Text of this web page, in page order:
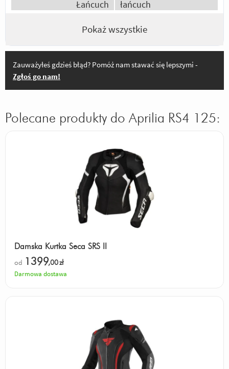
lepsza
Odpowiedz | Przydatna ( )| Nieprzydatna (
Autor:danielosss
chamulce frajda z jazdy oraz pszyciąganie
Odpowiedz| Przydatna ( )| Nieprzydatna (0 )
Łańcuch łańcuch
Pokaż wszystkie
Zauważyłeś gdzieś błąd? Pomóż nam stawać się lepszymi -
Zgłoś go nam!
Polecane produkty do Aprilia RS4 125:
Damska Kurtka Seca SRS II
od 1399,00zł
Darmowa dostawa